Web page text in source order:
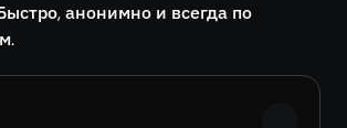
анонимно и всегда по